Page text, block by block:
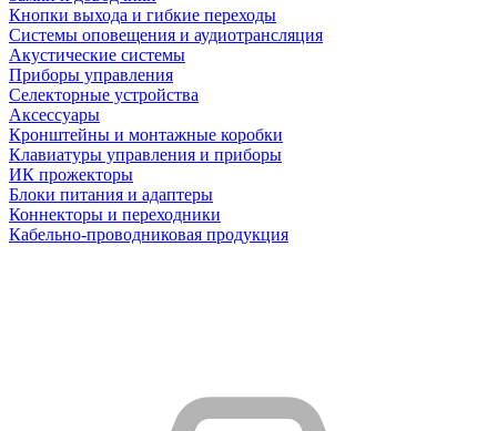
Кнопки выхода и гибкие переходы
Системы оповещения и аудиотрансляция
Акустические системы
Приборы управления
Селекторные устройства
Аксессуары
Кронштейны и монтажные коробки
Клавиатуры управления и приборы
ИК прожекторы
Блоки питания и адаптеры
Коннекторы и переходники
Кабельно-проводниковая продукция